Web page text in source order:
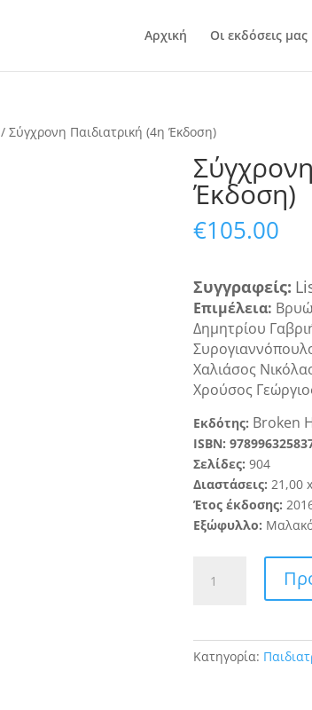
Αρχική Οι εκδόσεις μας
/ Σύγχρονη Παιδιατρική (4η Έκδοση)
Έκδοση)
€105.00
Συγγραφείς:
Επιμέλεια:
Δημητρίου
Χαλιάσος
Χρούσος
Εκδότης: Broken
ISBN:
Σελίδες:904
Διαστάσεις:21 ,00
Έτος έκδοσης:20
Εξώφυλλο:
Παιδιατρική
ποσότητα
Κατηγορία: